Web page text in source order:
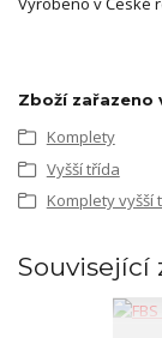
Zboží zařazeno
Komplety
Vyšší třída
Komplety vyšší
Související